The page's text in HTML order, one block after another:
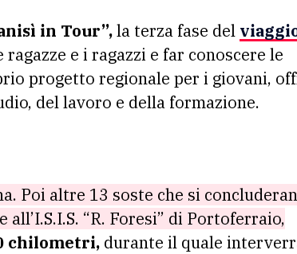
in Tour”,la terza fase del
e i ragazzi e far conoscere le
progetto regionale per i giovani,
del lavoro e della formazione.
Poi altre 13 soste che si
“R. Foresi” di Portoferraio,
chilometri, durante il quale